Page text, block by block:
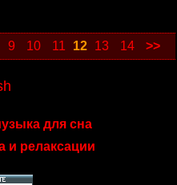
9 10 11 12 13 14 >>
для сна
и релаксации